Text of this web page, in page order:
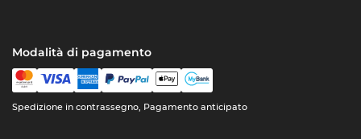
Modalità di pagamento
Spedizione in contrassegno, Pagamento anticipato